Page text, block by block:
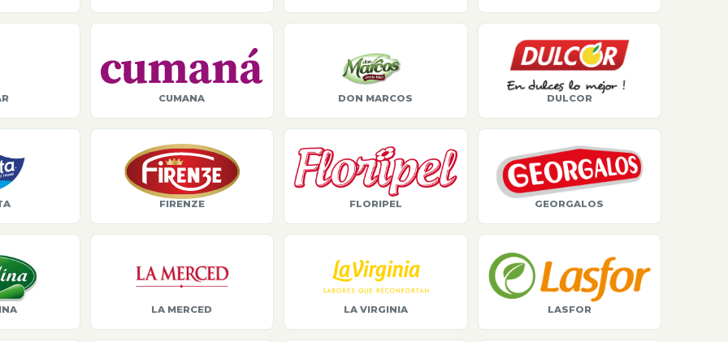
CUMANA DON MARCOS DULCOR
FIRENZE FLORIPEL GEORGALOS
LA MERCED LA VIRGINIA LASFOR